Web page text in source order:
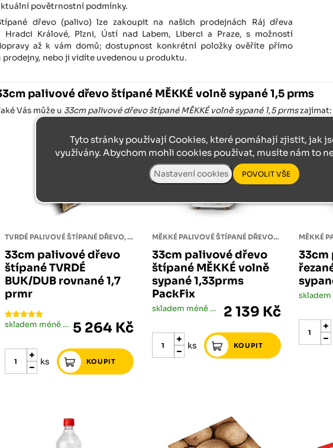
povětrnostní podmínky.
dřevo (palivo) lze zakoupit na našich prodejnách Ráj dřeva
Hradci Králové, Plzni, Ústí nad Labem, Liberci a Praze, s možností
až k vám domů; dostupnost konkrétní položky ověříte přímo
prodejny, nebo ji vidíte uvedenou u produktu.
palivové dřevo štípané MĚKKÉ volně sypané 1,5 prms
Vás může u 33cm palivové dřevo štípané MĚKKÉ volně sypané 1,5 prmszajímat:
TVRDÉ PALIVOVÉ ŠTÍPANÉ DŘEVO, ROVNANÉ V DŘEVĚNÉ KLECI
33cm palivové dřevo
štípané TVRDÉ
BUK/DUB rovnané 1,7
prmr
Nízká cena
skladem méně než 5 ks 5 264 Kč
ks
MĚKKÉ PALIVOVÉ ŠTÍPANÉ DŘEVO, VOLNĚ SYPANÉ. BALENO PO 1,33 PRMS NA DŘEVĚNÉ PALETĚ.
33cm palivové dřevo
štípané MĚKKÉ volně
sypané 1,33prms
PackFix
Nízká cena
skladem méně než 5 ks 2 139 Kč
ks
33cm
Tyto stránky používají Cookies, které pomáhají zjistit, jak
využívány. Abychom mohli cookies používat, musíte nám to